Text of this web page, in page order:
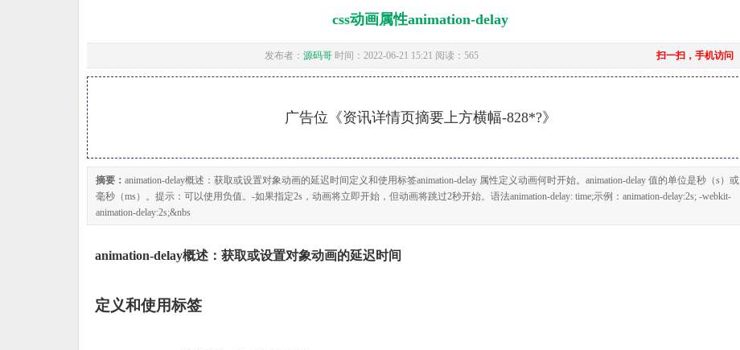
css动画属性animation-delay
发布者： 源码哥 时间：2022-06-21 15:21 阅读：565 扫一扫，手机访问
广告位《资讯详情页摘要上方横幅-828*?》
摘要： animation-delay概述：获取或设置对象动画的延迟时间定义和使用标签animation-delay 属性定义动画何时开始。animation-delay 值的单位是秒（s）或
毫秒（ms）。提示：可以使用负值。-如果指定2s，动画将立即开始，但动画将跳过2秒开始。语法animation-delay: time;示例：animation-delay:2s; -webkit-
animation-delay:2s;&nbs
animation-delay概述：获取或设置对象动画的延迟时间
定义和使用标签